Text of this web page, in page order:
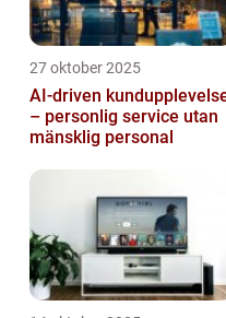
27 oktober 2025
AI-driven
– personlig service utan
mänsklig personal